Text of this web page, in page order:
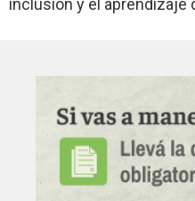
inclusión y el aprendizaje